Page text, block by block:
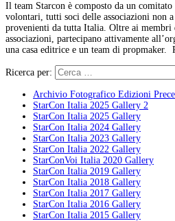
Il team Starcon è composto da un
volontari, tutti soci delle associazioni non
provenienti da tutta Italia. Oltre ai
associazioni, partecipano attivamente
una casa editrice e un team di propmaker.
Ricerca per:
Archivio Fotografico Edizioni
StarCon Italia 2025 Gallery 2
StarCon Italia 2025 Gallery
StarCon Italia 2024 Gallery
StarCon Italia 2023 Gallery
StarCon Italia 2022 Gallery
StarConVoi Italia 2020 Gallery
StarCon Italia 2019 Gallery
StarCon Italia 2018 Gallery
StarCon Italia 2017 Gallery
StarCon Italia 2016 Gallery
StarCon Italia 2015 Gallery